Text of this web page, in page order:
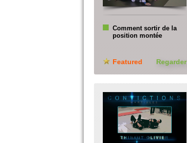
Comment sortir de la
position montée
Featured Regarder